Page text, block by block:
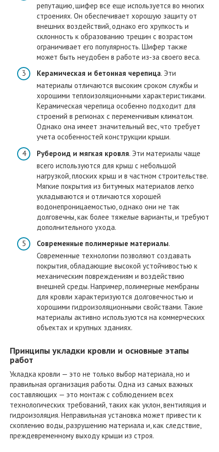
репутацию, шифер все еще используется во многих
строениях. Он обеспечивает хорошую защиту от
внешних воздействий, однако его хрупкость и
склонность к образованию трещин с возрастом
ограничивает его популярность. Шифер также
может быть неудобен в работе из-за своего веса.
Керамическая и бетонная черепица. Эти
материалы отличаются высоким сроком службы и
хорошими теплоизоляционными характеристиками.
Керамическая черепица особенно подходит для
строений в регионах с переменчивым климатом.
Однако она имеет значительный вес, что требует
учета особенностей конструкции крыши.
Рубероид и мягкая кровля. Эти материалы чаще
всего используются для крыш с небольшой
нагрузкой, плоских крыш и в частном строительстве.
Мягкие покрытия из битумных материалов легко
укладываются и отличаются хорошей
водонепроницаемостью, однако они не так
долговечны, как более тяжелые варианты, и требуют
дополнительного ухода.
Современные полимерные материалы.
Современные технологии позволяют создавать
покрытия, обладающие высокой устойчивостью к
механическим повреждениям и воздействию
внешней среды. Например, полимерные мембраны
для кровли характеризуются долговечностью и
хорошими гидроизоляционными свойствами. Такие
материалы активно используются на коммерческих
объектах и крупных зданиях.
Принципы укладки кровли и основные этапы
работ
Укладка кровли — это не только выбор материала, но и
правильная организация работы. Одна из самых важных
составляющих — это монтаж с соблюдением всех
технологических требований, таких как уклон, вентиляция и
гидроизоляция. Неправильная установка может привести к
скоплению воды, разрушению материала и, как следствие,
преждевременному выходу крыши из строя.